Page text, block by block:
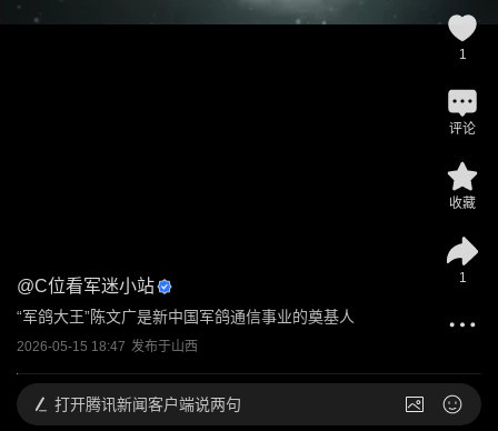
@C位看军迷小站
“军鸽大王”陈文广是新中国军鸽通信事业的奠基人
2026-05-15 18:47 发布于山西
1
评论
收藏
1
打开腾讯新闻客户端说两句